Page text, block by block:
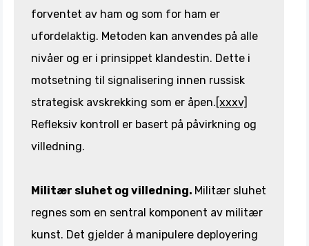
forventet av ham og som for ham er
ufordelaktig. Metoden kan anvendes på alle
nivåer og er i prinsippet klandestin. Dette i
motsetning til signalisering innen russisk
strategisk avskrekking som er åpen.[xxxv]
Refleksiv kontroll er basert på påvirkning og
villedning.
Militær sluhet og villedning. Militær sluhet
regnes som en sentral komponent av militær
kunst. Det gjelder å manipulere deployering